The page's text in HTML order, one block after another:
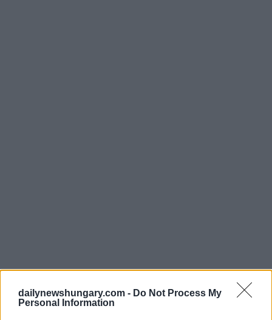
dailynewshungary.com - Do Not Process My
Personal Information